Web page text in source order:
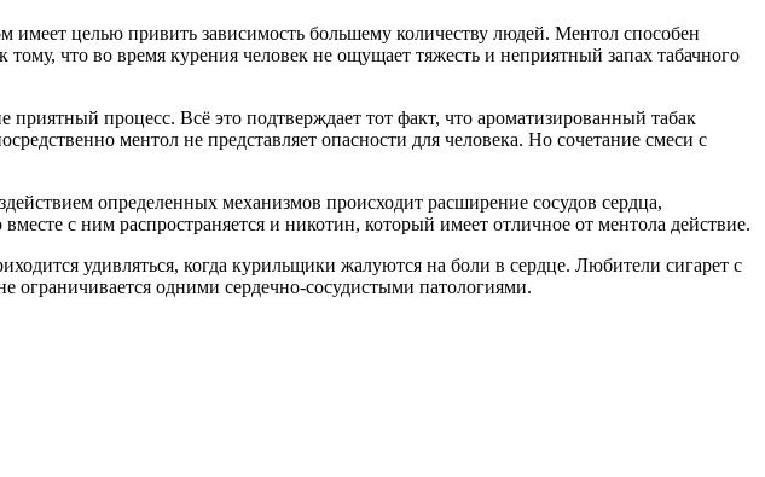
целью привить зависимость большему количеству людей. Ментол способен
что во время курения человек не ощущает тяжесть и неприятный запах табачного
процесс. Всё это подтверждает тот факт, что ароматизированный табак
ментол не представляет опасности для человека. Но сочетание смеси с
определенных механизмов происходит расширение сосудов сердца,
с ним распространяется и никотин, который имеет отличное от ментола действие.
удивляться, когда курильщики жалуются на боли в сердце. Любители сигарет с
одними сердечно-сосудистыми патологиями.